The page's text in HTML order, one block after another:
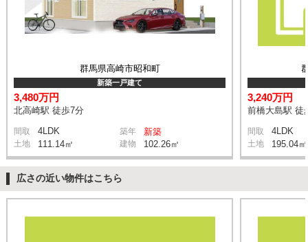
群馬県高崎市昭和町
新築一戸建て
3,480万円
北高崎駅 徒歩7分
間取 4LDK 築年 新築
土地 111.14㎡ 建物 102.26㎡
3,240万円
前橋大島駅 徒
間取 4LDK
土地 195.04㎡
広さの近い物件はこちら